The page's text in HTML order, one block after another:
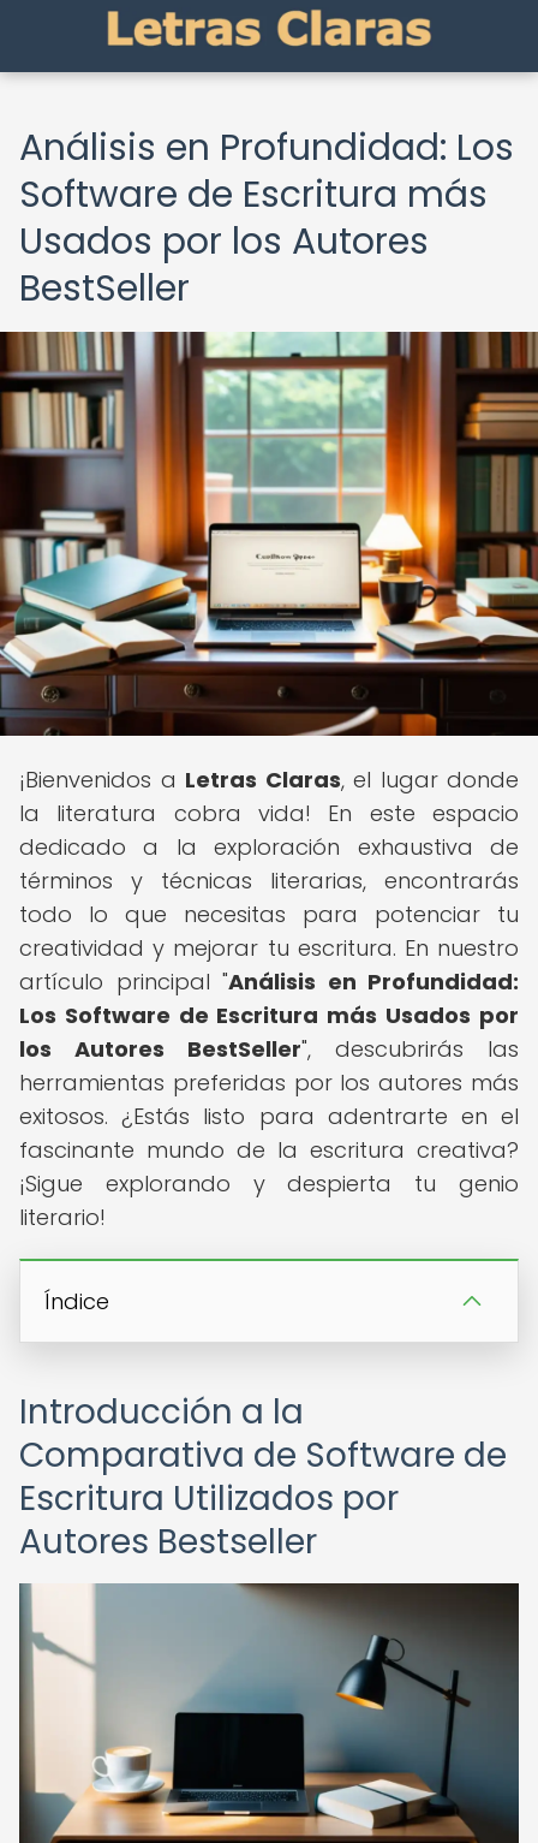
Análisis en Profundidad: Los
Software de Escritura más
Usados por los Autores
BestSeller
¡Bienvenidos a Letras Claras, el lugar donde
la literatura cobra vida! En este espacio
dedicado a la exploración exhaustiva de
términos y técnicas literarias, encontrarás
todo lo que necesitas para potenciar tu
creatividad y mejorar tu escritura. En nuestro
artículo principal "Análisis en Profundidad:
Los Software de Escritura más Usados por
los Autores BestSeller", descubrirás las
herramientas preferidas por los autores más
exitosos. ¿Estás listo para adentrarte en el
fascinante mundo de la escritura creativa?
¡Sigue explorando y despierta tu genio
literario!
Índice
Introducción a la
Comparativa de Software de
Escritura Utilizados por
Autores Bestseller